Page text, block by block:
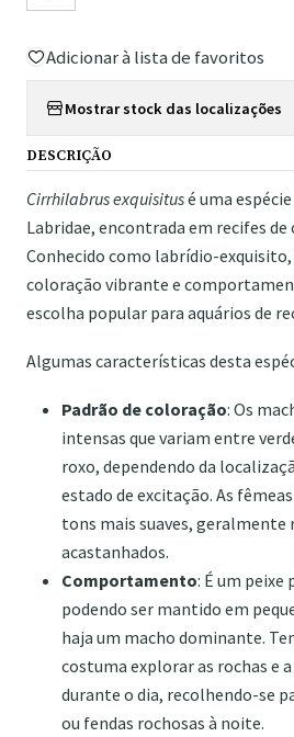
Adicionar à lista de favoritos
Mostrar stock das localizações
DESCRIÇÃO
Cirrhilabrus exquisitusé uma
Labridae, encontrada em recifes
Conhecido como labrídio-exquisito,
coloração vibrante e
escolha popular para aquários de
Algumas características desta
Padrão de coloração: Os
intensas que variam entre
roxo, dependendo da
estado de excitação. As
tons mais suaves, geralmente
acastanhados.
Comportamento: É um peixe
podendo ser mantido em
haja um macho dominante.
costuma explorar as rochas e
durante o dia, recolhendo-se
ou fendas rochosas à noite.